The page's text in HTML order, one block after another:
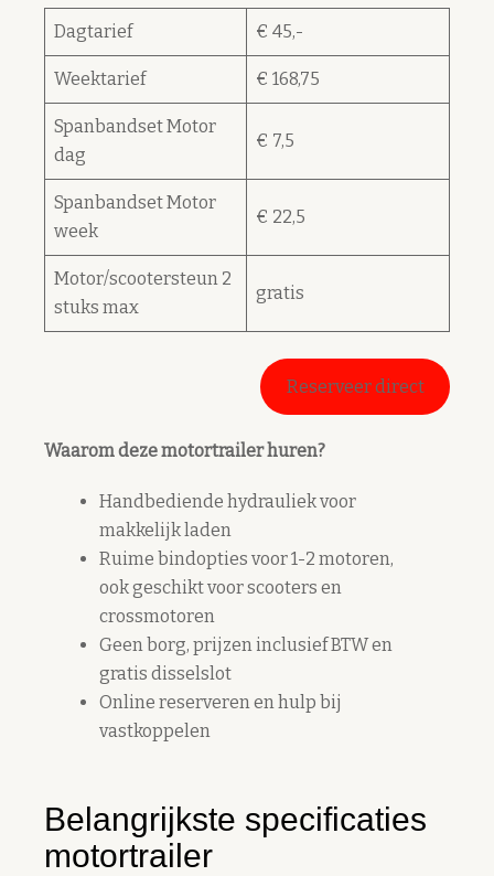
Dagtarief € 45,-
Weektarief € 168,75
Spanbandset Motor
dag
€ 7,5
Spanbandset Motor
week
€ 22,5
Motor/scootersteun 2
stuks max
gratis
Reserveer direct
Waarom deze motortrailer huren?
Handbediende hydrauliek voor
makkelijk laden
Ruime bindopties voor 1-2 motoren,
ook geschikt voor scooters en
crossmotoren
Geen borg, prijzen inclusief BTW en
gratis disselslot
Online reserveren en hulp bij
vastkoppelen
Belangrijkste specificaties
motortrailer